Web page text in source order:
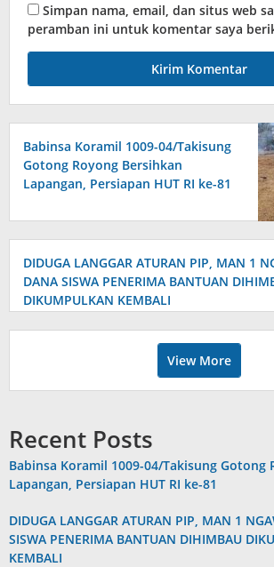
Simpan nama, email, dan situs web
peramban ini untuk komentar saya
Babinsa Koramil 1009-04/Takisung
Gotong Royong Bersihkan
Lapangan, Persiapan HUT RI ke-81
DIDUGA LANGGAR ATURAN PIP, MAN 1
DANA SISWA PENERIMA BANTUAN
DIKUMPULKAN KEMBALI
View More
Recent Posts
Babinsa Koramil 1009-04/Takisung Gotong
Lapangan, Persiapan HUT RI ke-81
DIDUGA LANGGAR ATURAN PIP, MAN 1
SISWA PENERIMA BANTUAN DIHIMBAU
KEMBALI